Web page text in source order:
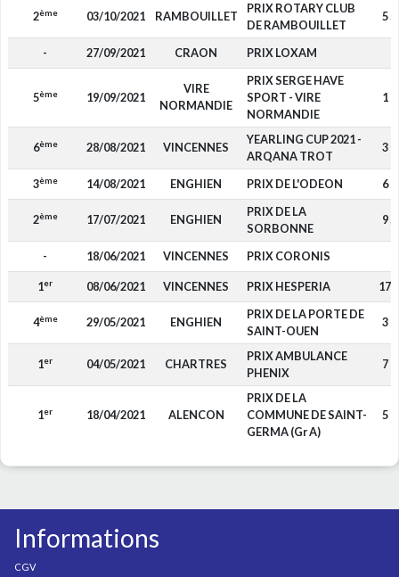
2ème 03/10/2021 RAMBOUILLET
PRIX ROTARY CLUB
DE RAMBOUILLET
5
- 27/09/2021 CRAON PRIX LOXAM
5ème 19/09/2021
VIRE
NORMANDIE
PRIX SERGE HAVE
SPORT - VIRE
NORMANDIE
1
6ème 28/08/2021 VINCENNES
YEARLING CUP 2021 -
ARQANA TROT
3
3ème 14/08/2021 ENGHIEN PRIX DE L'ODEON 6
2ème 17/07/2021 ENGHIEN
PRIX DE LA
SORBONNE
9
- 18/06/2021 VINCENNES PRIX CORONIS
1er 08/06/2021 VINCENNES PRIX HESPERIA 17
4ème 29/05/2021 ENGHIEN
PRIX DE LA PORTE DE
SAINT-OUEN
3
1er 04/05/2021 CHARTRES
PRIX AMBULANCE
PHENIX
7
1er 18/04/2021 ALENCON
PRIX DE LA
COMMUNE DE SAINT-
GERMA (Gr A)
5
Informations
CGV